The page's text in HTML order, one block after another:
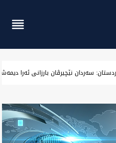
بەغداد و جیگیربوینی لە هەولێر وەگەرد